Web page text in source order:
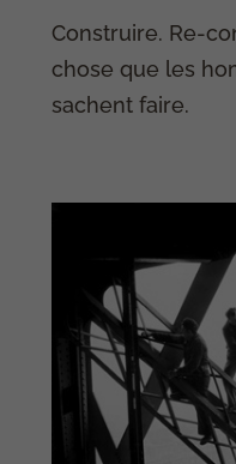
Construire. Re-
chose que les
sachent faire.